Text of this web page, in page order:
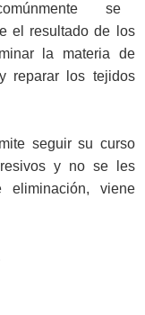
se
el resultado de los
la materia de
reparar los tejidos
seguir su curso
y no se les
viene